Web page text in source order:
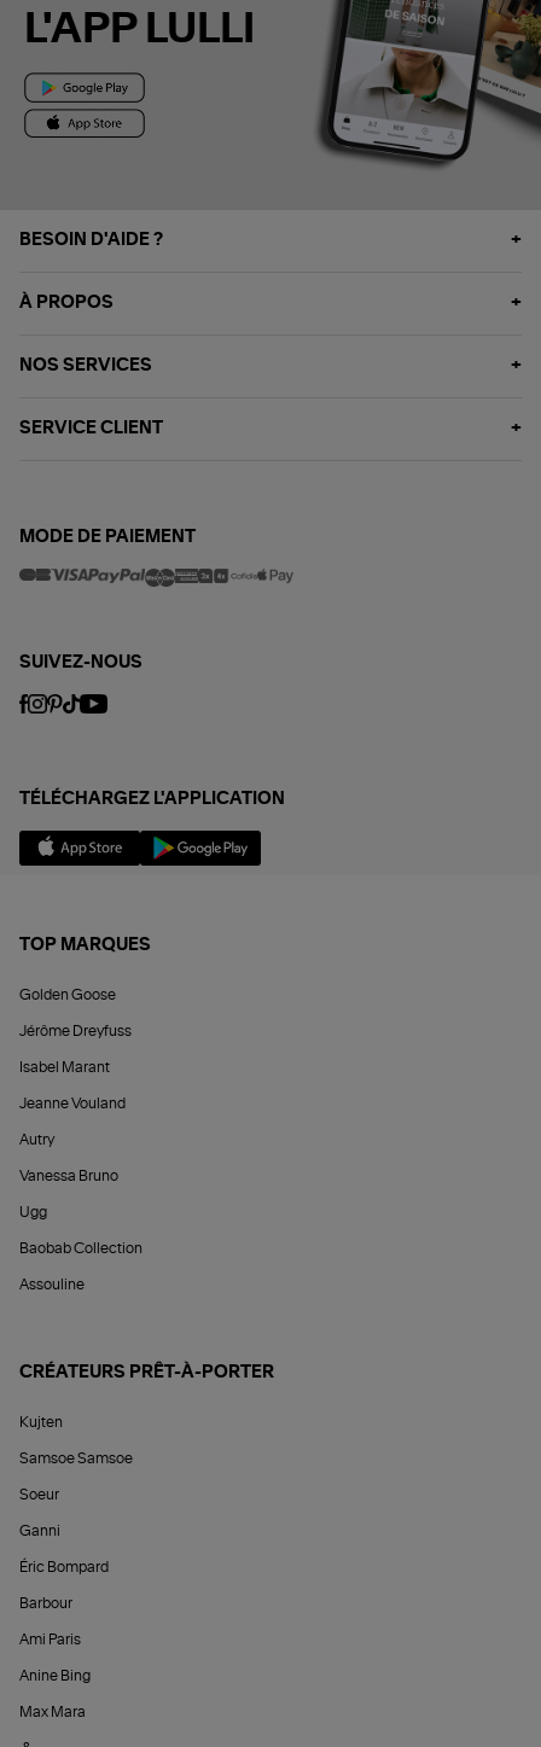
L'APP LULLI
BESOIN D'AIDE ?
À PROPOS
NOS SERVICES
SERVICE CLIENT
MODE DE PAIEMENT
SUIVEZ-NOUS
TÉLÉCHARGEZ L'APPLICATION
TOP MARQUES
Golden Goose
Jérôme Dreyfuss
Isabel Marant
Jeanne Vouland
Autry
Vanessa Bruno
Ugg
Baobab Collection
Assouline
CRÉATEURS PRÊT-À-PORTER
Kujten
Samsoe Samsoe
Soeur
Ganni
Éric Bompard
Barbour
Ami Paris
Anine Bing
Max Mara